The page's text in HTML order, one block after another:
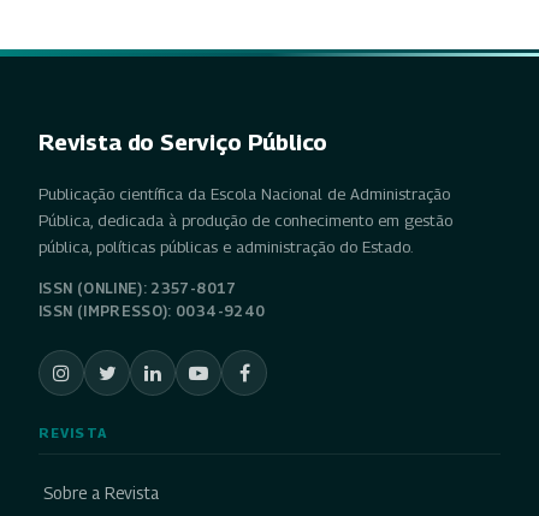
Revista do Serviço Público
Publicação científica da Escola Nacional de Administração
Pública, dedicada à produção de conhecimento em gestão
pública, políticas públicas e administração do Estado.
ISSN (ONLINE): 2357-8017
ISSN (IMPRESSO): 0034-9240
REVISTA
Sobre a Revista